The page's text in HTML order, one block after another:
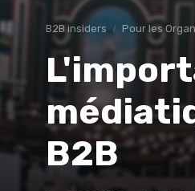
B2B insiders Pour les
B2B